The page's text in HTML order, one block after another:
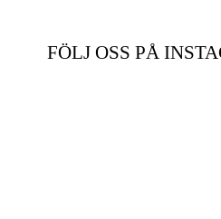
FÖLJ OSS PÅ